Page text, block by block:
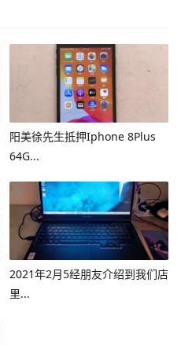
阳美徐先生抵押Iphone 8Plus
64G...
2021年2月5经朋友介绍到我们店
里...